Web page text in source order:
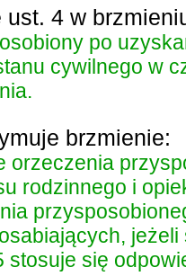
ust. 4 w
po
cywilnego w
brzmienie:
orzeczenia
rodzinnego i
jeżeli
stosuje się